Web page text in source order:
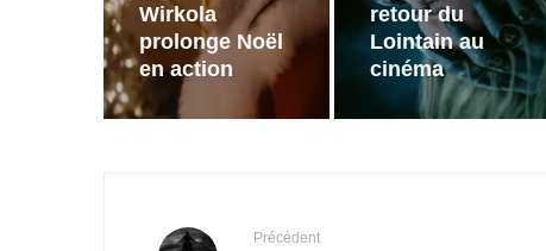
Wirkola
prolonge Noël
en action
retour du
Lointain au
cinéma
Précédent